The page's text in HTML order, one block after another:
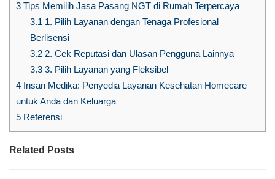
3 Tips Memilih Jasa Pasang NGT di Rumah Terpercaya
3.11. Pilih Layanan dengan Tenaga Profesional
Berlisensi
3.22. Cek Reputasi dan Ulasan Pengguna Lainnya
3.33. Pilih Layanan yang Fleksibel
4 Insan Medika: Penyedia Layanan Kesehatan Homecare
untuk Anda dan Keluarga
5 Referensi
Related Posts